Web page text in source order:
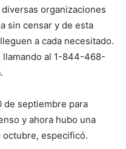
organizaciones
sin censar y de esta
a cada necesitado.
llamando al 1-844-468-
de septiembre para
y ahora hubo una
octubre, especificó.